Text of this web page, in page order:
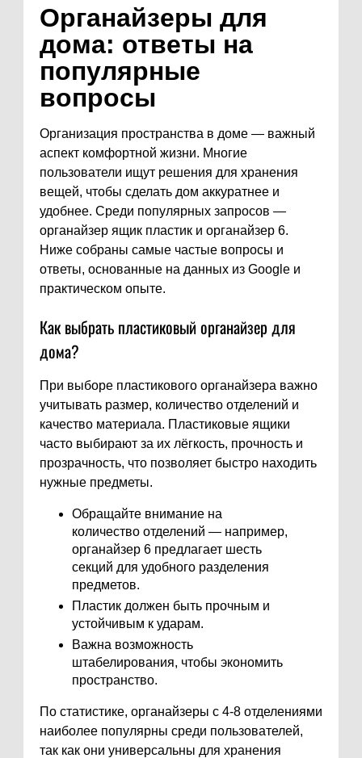
Органайзеры для
дома: ответы на
популярные
вопросы
Организация пространства в доме — важный
аспект комфортной жизни. Многие
пользователи ищут решения для хранения
вещей, чтобы сделать дом аккуратнее и
удобнее. Среди популярных запросов —
органайзер ящик пластик и органайзер 6.
Ниже собраны самые частые вопросы и
ответы, основанные на данных из Google и
практическом опыте.
Как выбрать пластиковый органайзер для
дома?
При выборе пластикового органайзера важно
учитывать размер, количество отделений и
качество материала. Пластиковые ящики
часто выбирают за их лёгкость, прочность и
прозрачность, что позволяет быстро находить
нужные предметы.
Обращайте внимание на
количество отделений — например,
органайзер 6 предлагает шесть
секций для удобного разделения
предметов.
Пластик должен быть прочным и
устойчивым к ударам.
Важна возможность
штабелирования, чтобы экономить
пространство.
По статистике, органайзеры с 4-8 отделениями
наиболее популярны среди пользователей,
так как они универсальны для хранения